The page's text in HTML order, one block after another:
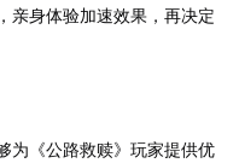
亲身体验加速效果，再决定
为《公路救赎》玩家提供优